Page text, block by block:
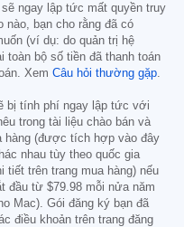
ngay lập tức mất quyền truy
nào, bạn cho rằng đã có
(ví dụ: do quản trị hệ
toàn bộ số tiền đã thanh toán
Xem Câu hỏi thường gặp
bị tính phí ngay lập tức với
trong tài liệu chào bán và
hàng (được tích hợp vào đây
nhau tùy theo quốc gia
tiết trên trang mua hàng) nếu
đầu từ $79.98 mỗi nửa năm
Mac). Gói đăng ký bạn đã
điều khoản trên trang đăng